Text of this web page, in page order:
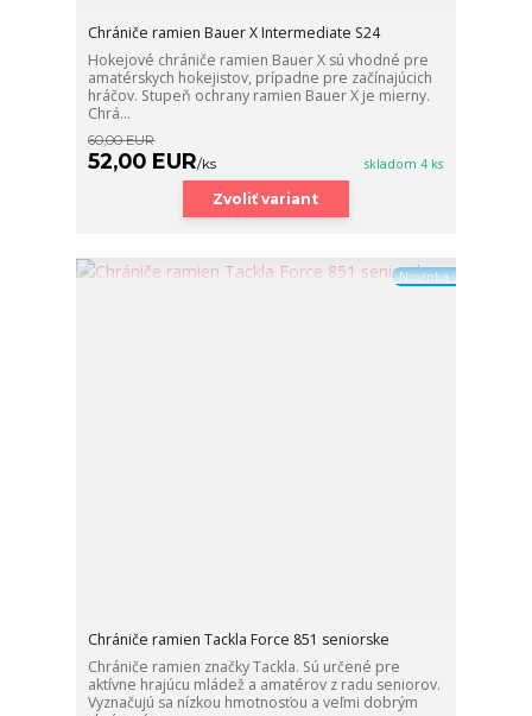
Chrániče ramien Bauer X Intermediate S24
Hokejové chrániče ramien Bauer X sú vhodné pre
amatérskych hokejistov, prípadne pre začínajúcich
hráčov. Stupeň ochrany ramien Bauer X je mierny.
Chrá...
60,00 EUR
52,00 EUR/ks skladom 4 ks
Zvoliť variant
Novinka
Chrániče ramien Tackla Force 851 seniorske
Chrániče ramien značky Tackla. Sú určené pre
aktívne hrajúcu mládež a amatérov z radu seniorov.
Vyznačujú sa nízkou hmotnosťou a veľmi dobrým